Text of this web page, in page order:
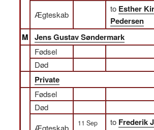
Ægteskab
to Esther
Pedersen
M Jens Gustav Søndermark
Fødsel
Død
Private
Fødsel
Død
Ægteskab
11 Sep
to Frederik